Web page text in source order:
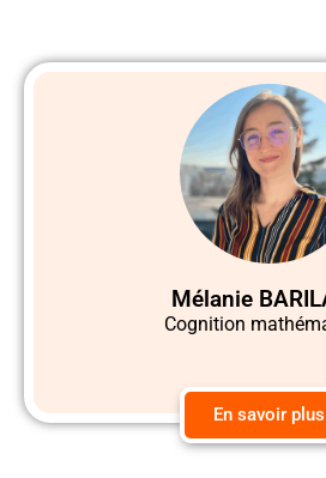
Mélanie
Cognition
En savoir plus